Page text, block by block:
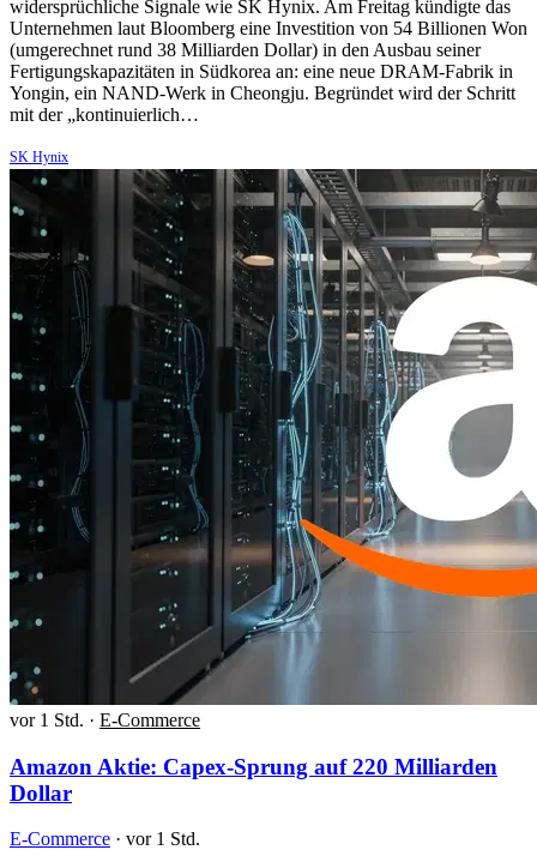
widersprüchliche Signale wie SK Hynix. Am Freitag kündigte das
Unternehmen laut Bloomberg eine Investition von 54 Billionen Won
(umgerechnet rund 38 Milliarden Dollar) in den Ausbau seiner
Fertigungskapazitäten in Südkorea an: eine neue DRAM-Fabrik in
Yongin, ein NAND-Werk in Cheongju. Begründet wird der Schritt
mit der „kontinuierlich…
SK Hynix
vor 1 Std. · E-Commerce
Amazon Aktie: Capex-Sprung auf 220 Milliarden
Dollar
E-Commerce · vor 1 Std.